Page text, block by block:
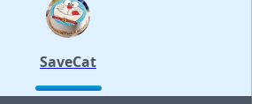
SaveCat